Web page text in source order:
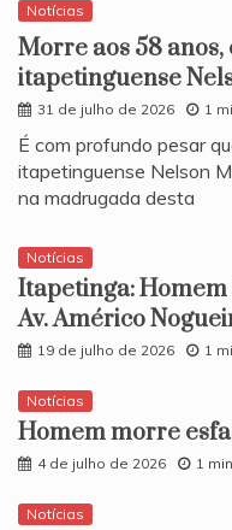
Notícias
Morre aos 58 anos,
itapetinguense
31 de julho de 2026 1
​É com profundo pesar
itapetinguense Nelson
na madrugada desta
Notícias
Itapetinga:
Av. Américo
19 de julho de 2026 1
Notícias
Homem morre
4 de julho de 2026 1
Notícias